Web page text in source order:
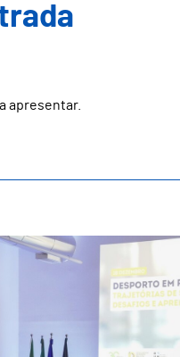
apresentar.
a Domingos
Superior de